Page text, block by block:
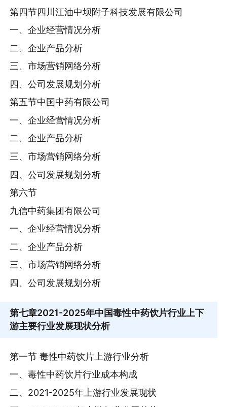
第四节四川江油中坝附子科技发展有限公司
一、企业经营情况分析
二、企业产品分析
三、市场营销网络分析
四、公司发展规划分析
第五节中国中药有限公司
一、企业经营情况分析
二、企业产品分析
三、市场营销网络分析
四、公司发展规划分析
第六节
九信中药集团有限公司
一、企业经营情况分析
二、企业产品分析
三、市场营销网络分析
四、公司发展规划分析
第七章2021-2025年中国毒性中药饮片行业上下
游主要行业发展现状分析
第一节 毒性中药饮片上游行业分析
一、毒性中药饮片行业成本构成
二、2021-2025年上游行业发展现状